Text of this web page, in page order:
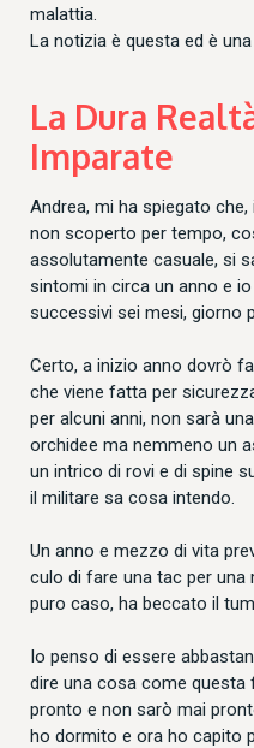
malattia.
La notizia è questa ed è
La Dura
Imparate
Andrea, mi ha spiegato
non scoperto per tempo,
assolutamente casuale, si
sintomi in circa un anno e
successivi sei mesi, giorno
Certo, a inizio anno dovrò
che viene fatta per
per alcuni anni, non sarà
orchidee ma nemmeno un
un intrico di rovi e di spine
il militare sa cosa intendo.
Un anno e mezzo di vita
culo di fare una tac per una
puro caso, ha beccato il
Io penso di essere
dire una cosa come questa
pronto e non sarò mai
ho dormito e ora ho capito